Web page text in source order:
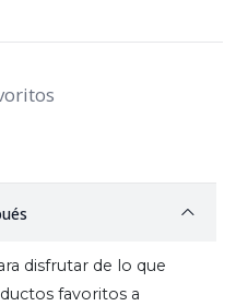
disfrutar de lo que
favoritos a